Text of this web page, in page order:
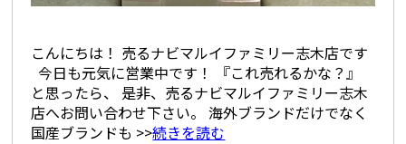
こんにちは！ 売るナビマルイファミリー志木店です
今日も元気に営業中です！ 『これ売れるかな？』
と思ったら、 是非、売るナビマルイファミリー志木
店へお問い合わせ下さい。 海外ブランドだけでなく
国産ブランドも >>続きを読む